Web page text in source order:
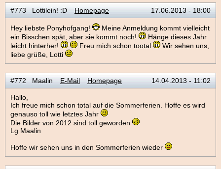
#773 Lottilein! :D Homepage 17.06.2013 - 18:00
Hey liebste Ponyhofgang!
Meine Anmeldung kommt vielleicht
ein Bisschen spät, aber sie kommt noch!
Hänge dieses Jahr
leicht hinterher!
Freu mich schon tootal
Wir sehen uns,
liebe grüße, Lotti
#772 Maalin E-Mail Homepage 14.04.2013 - 11:02
Hallo,
Ich freue mich schon total auf die Sommerferien. Hoffe es wird
genauso toll wie letztes Jahr
Die Bilder von 2012 sind toll geworden
Lg Maalin
Hoffe wir sehen uns in den Sommerferien wieder